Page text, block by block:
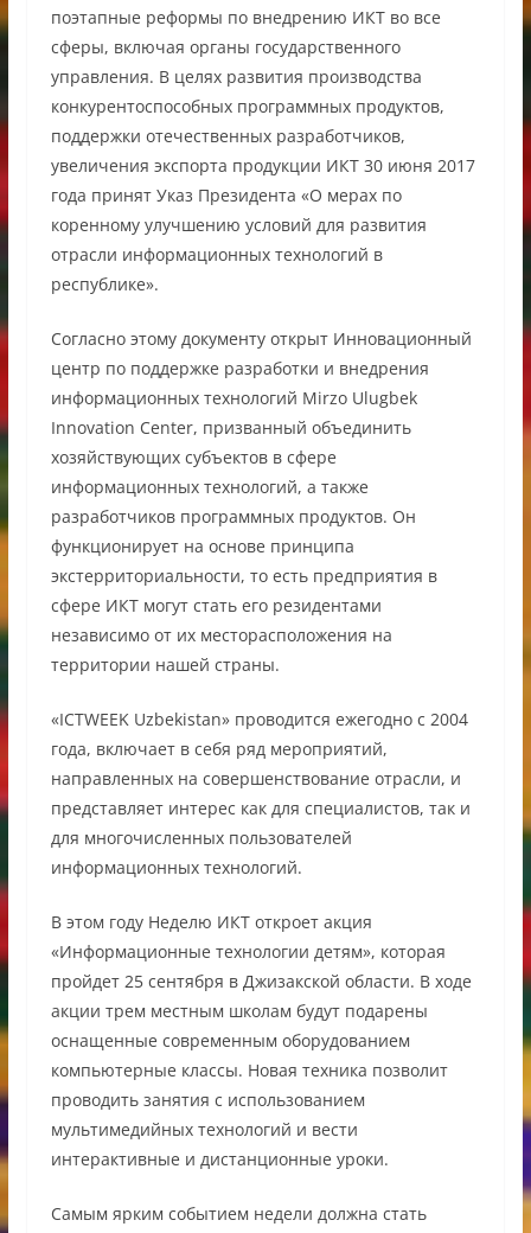
поэтапные реформы по внедрению ИКТ во все
сферы, включая органы государственного
управления. В целях развития производства
конкурентоспособных программных продуктов,
поддержки отечественных разработчиков,
увеличения экспорта продукции ИКТ 30 июня 2017
года принят Указ Президента «О мерах по
коренному улучшению условий для развития
отрасли информационных технологий в
республике».
Согласно этому документу открыт Инновационный
центр по поддержке разработки и внедрения
информационных технологий Mirzo Ulugbek
Innovation Center, призванный объединить
хозяйствующих субъектов в сфере
информационных технологий, а также
разработчиков программных продуктов. Он
функционирует на основе принципа
экстерриториальности, то есть предприятия в
сфере ИКТ могут стать его резидентами
независимо от их месторасположения на
территории нашей страны.
«ICTWEEK Uzbekistan» проводится ежегодно с 2004
года, включает в себя ряд мероприятий,
направленных на совершенствование отрасли, и
представляет интерес как для специалистов, так и
для многочисленных пользователей
информационных технологий.
В этом году Неделю ИКТ откроет акция
«Информационные технологии детям», которая
пройдет 25 сентября в Джизакской области. В ходе
акции трем местным школам будут подарены
оснащенные современным оборудованием
компьютерные классы. Новая техника позволит
проводить занятия с использованием
мультимедийных технологий и вести
интерактивные и дистанционные уроки.
Самым ярким событием недели должна стать